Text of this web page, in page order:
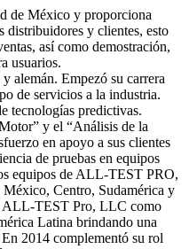
de México y proporciona
distribuidores y clientes, esto
así como demostración,
usuarios.
alemán. Empezó su carrera
de servicios a la industria.
tecnologías predictivas.
y el “Análisis de la
en apoyo a sus clientes
de pruebas en equipos
equipos de ALL-TEST PRO,
México, Centro, Sudamérica y
ALL-TEST Pro, LLC como
Latina brindando una
2014 complementó su rol